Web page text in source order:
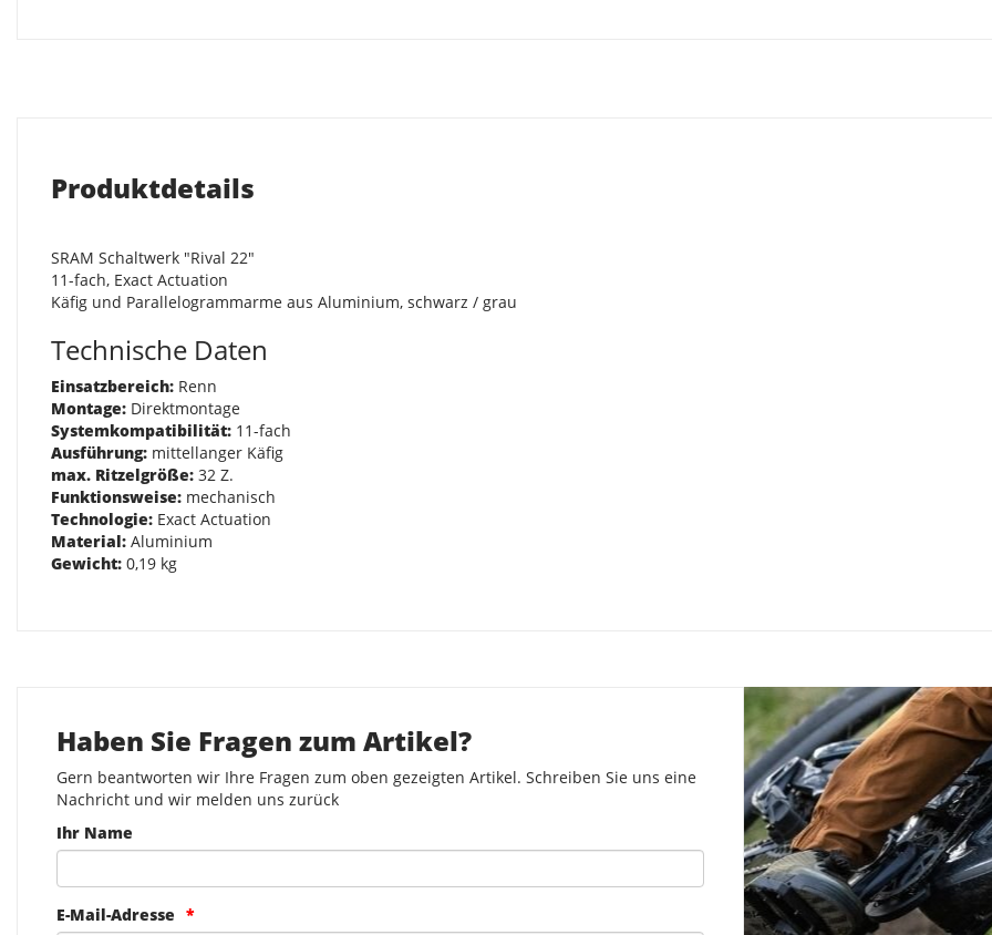
Produktdetails
SRAM Schaltwerk "Rival 22"
11-fach, Exact Actuation
Käfig und Parallelogrammarme aus Aluminium, schwarz / grau
Technische Daten
Einsatzbereich: Renn
Montage: Direktmontage
Systemkompatibilität: 11-fach
Ausführung: mittellanger Käfig
max. Ritzelgröße: 32 Z.
Funktionsweise: mechanisch
Technologie: Exact Actuation
Material: Aluminium
Gewicht: 0,19 kg
Haben Sie Fragen zum Artikel?
Gern beantworten wir Ihre Fragen zum oben gezeigten Artikel. Schreiben Sie uns eine
Nachricht und wir melden uns zurück
Ihr Name
E-Mail-Adresse